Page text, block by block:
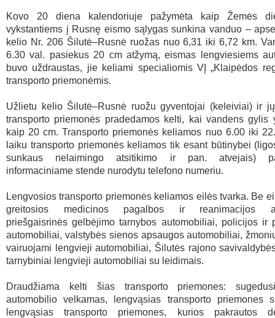
Kovo 20 diena kalendoriuje pažymėta kaip Žemės
vykstantiems į Rusnę eismo sąlygas sunkina vanduo –
kelio Nr. 206 Šilutė–Rusnė ruožas nuo 6,31 iki 6,72 km.
6.30 val. pasiekus 20 cm atžymą, eismas lengviesiems
buvo uždraustas, jie keliami specialiomis VĮ „Klaipėdos
transporto priemonėmis.
Užlietu kelio Šilutė–Rusnė ruožu gyventojai (keleiviai) ir
transporto priemonės pradedamos kelti, kai vandens gylis
kaip 20 cm. Transporto priemonės keliamos nuo 6.00 iki
laiku transporto priemonės keliamos tik esant būtinybei
sunkaus nelaimingo atsitikimo ir pan. atvejais)
informaciniame stende nurodytu telefono numeriu.
Lengvosios transporto priemonės keliamos eilės tvarka. Be
greitosios medicinos pagalbos ir reanimacijos
priešgaisrinės gelbėjimo tarnybos automobiliai, policijos ir
automobiliai, valstybės sienos apsaugos automobiliai,
vairuojami lengvieji automobiliai, Šilutės rajono
tarnybiniai lengvieji automobiliai su leidimais.
Draudžiama kelti šias transporto priemones:
automobilio velkamas, lengvąsias transporto priemones
lengvąsias transporto priemones, kurios pakrautos